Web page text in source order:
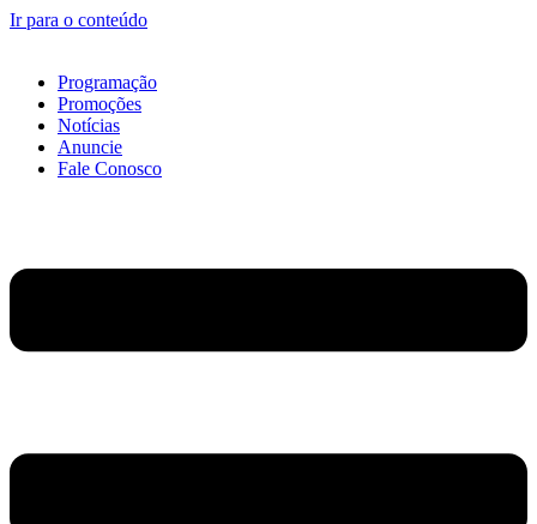
Ir para o conteúdo
Programação
Promoções
Notícias
Anuncie
Fale Conosco